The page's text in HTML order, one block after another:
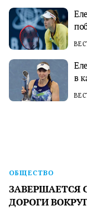
в
ОБЩЕСТВО
ЗАВЕРШАЕТСЯ
ДОРОГИ